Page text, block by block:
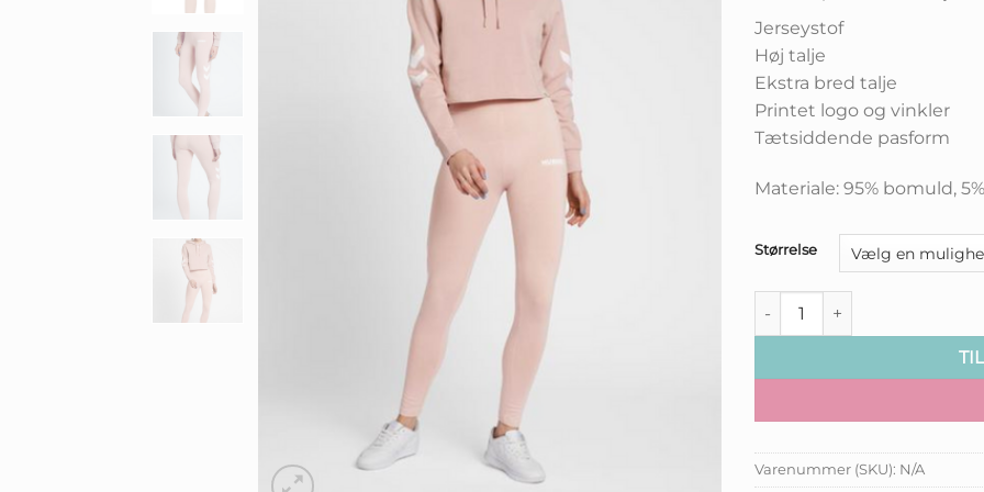
kr.199,00.
Jerseystof
Høj talje
Ekstra bred talje
Printet logo og vinkler
Tætsiddende pasform
Materiale: 95% bomuld,
Størrelse
Hummel – Gacy High Waist
Varenummer (SKU): N/A